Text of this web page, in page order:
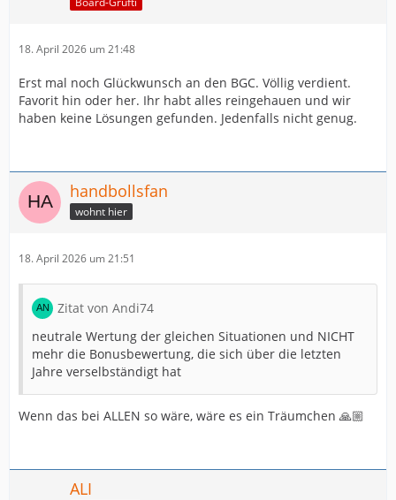
18. April 2026 um 21:48
Erst mal noch Glückwunsch an den BGC. Völlig verdient.
Favorit hin oder her. Ihr habt alles reingehauen und wir
haben keine Lösungen gefunden. Jedenfalls nicht genug.
handbollsfan
wohnt hier
18. April 2026 um 21:51
Zitat von Andi74
neutrale Wertung der gleichen Situationen und NICHT
mehr die Bonusbewertung, die sich über die letzten
Jahre verselbständigt hat
Wenn das bei ALLEN so wäre, wäre es ein Träumchen 🙏🏼
ALI